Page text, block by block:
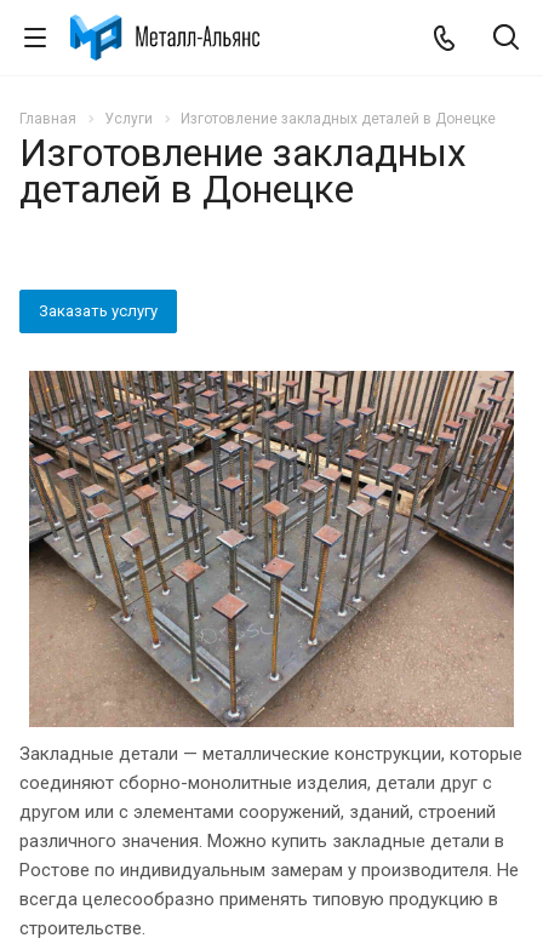
Главная Услуги Изготовление закладных деталей в Донецке
Изготовление закладных
деталей в Донецке
Заказать услугу
Закладные детали — металлические конструкции, которые
соединяют сборно-монолитные изделия, детали друг с
другом или с элементами сооружений, зданий, строений
различного значения. Можно купить закладные детали в
Ростове по индивидуальным замерам у производителя. Не
всегда целесообразно применять типовую продукцию в
строительстве.